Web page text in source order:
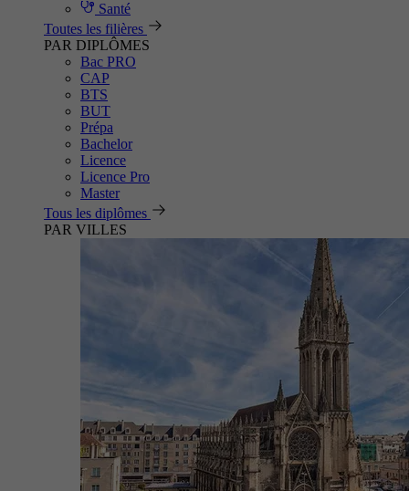
Santé
Toutes les filières
PAR DIPLÔMES
Bac PRO
CAP
BTS
BUT
Prépa
Bachelor
Licence
Licence Pro
Master
Tous les diplômes
PAR VILLES